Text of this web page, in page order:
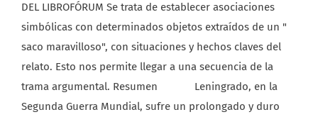
DEL LIBROFÓRUM Se trata de establecer asociaciones
simbólicas con determinados objetos extraídos de un "
saco maravilloso", con situaciones y hechos claves del
relato. Esto nos permite llegar a una secuencia de la
trama argumental. Resumen Leningrado, en la
Segunda Guerra Mundial, sufre un prolongado y duro